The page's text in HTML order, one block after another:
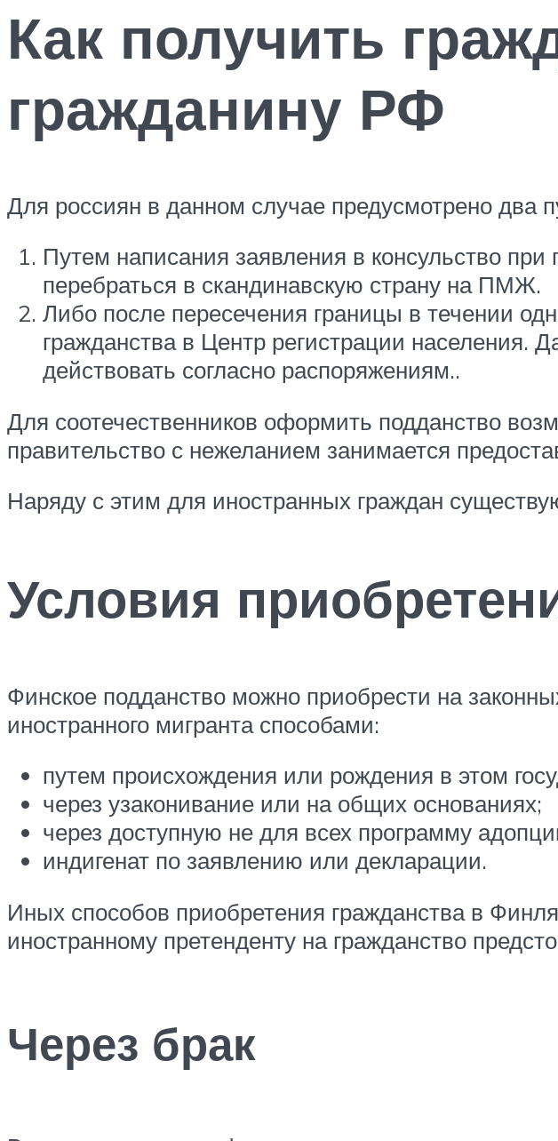
Как получить
гражданину РФ
Для россиян в данном случае предусмотрено два
Путем написания заявления в консульство
перебраться в скандинавскую страну на ПМЖ.
Либо после пересечения границы в течении
гражданства в Центр регистрации населения.
действовать согласно распоряжениям..
Для соотечественников оформить подданство
правительство с нежеланием занимается
Наряду с этим для иностранных граждан
Условия
Финское подданство можно приобрести на
иностранного мигранта способами:
путем происхождения или рождения в этом
через узаконивание или на общих основаниях;
через доступную не для всех программу
индигенат по заявлению или декларации.
Иных способов приобретения гражданства в
иностранному претенденту на гражданство
Через брак